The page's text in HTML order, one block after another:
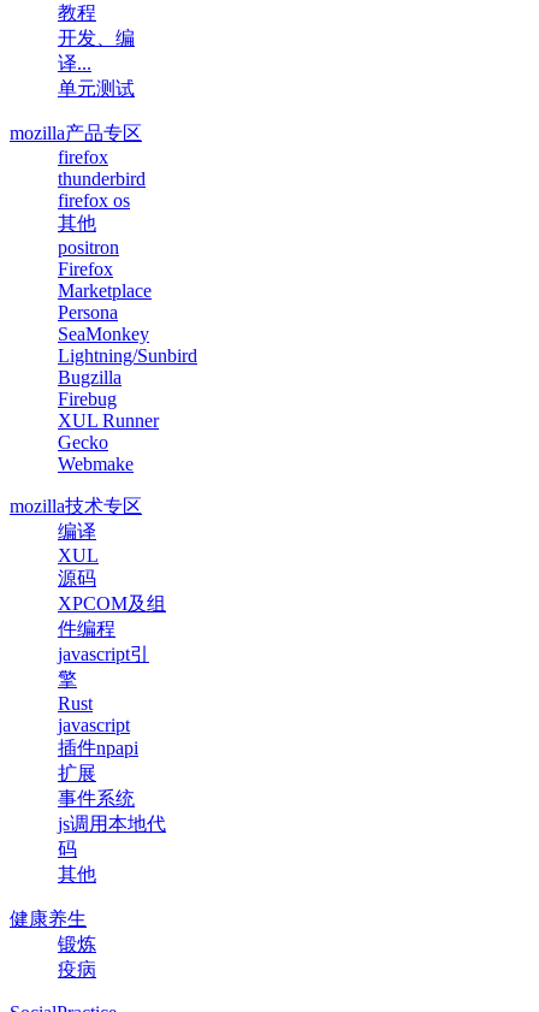
教程
开发、编
译...
单元测试
mozilla产品专区
firefox
thunderbird
firefox os
其他
positron
Firefox
Marketplace
Persona
SeaMonkey
Lightning/Sunbird
Bugzilla
Firebug
XUL Runner
Gecko
Webmake
mozilla技术专区
编译
XUL
源码
XPCOM及组
件编程
javascript引
擎
Rust
javascript
插件npapi
扩展
事件系统
js调用本地代
码
其他
健康养生
锻炼
疫病